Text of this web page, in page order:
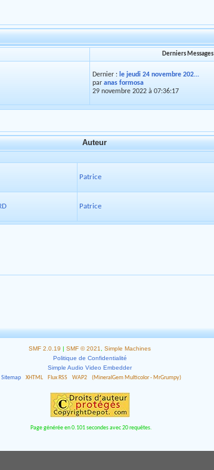
Derniers Messages
Dernier : le jeudi 24 novembre 202...
paranas formosa
29 novembre 2022 à 07:36:17
Auteur
Patrice
Patrice
SMF 2.0.19 | SMF © 2021
Simple Machines
Politique de Confidentialité
Simple Audio Video Embedder
Sitemap
XHTML Flux RSS WAP2 (MineralGem Multicolor - MrGrumpy)
Page générée en 0.101 secondes avec 20 requêtes.